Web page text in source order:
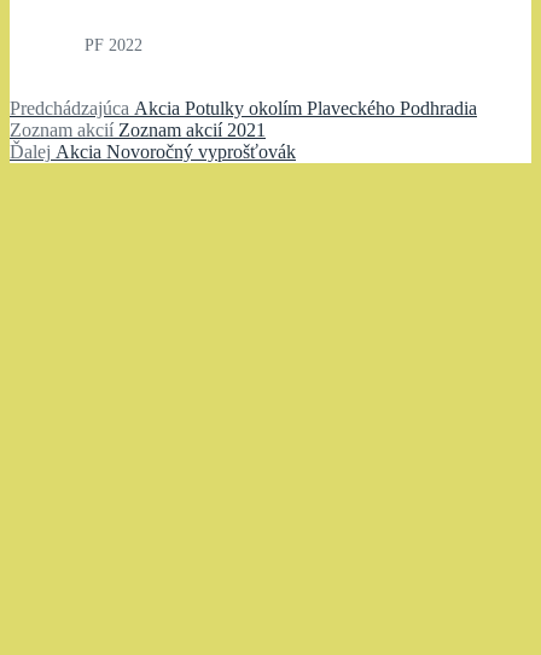
PF 2022
Navigácia
v
Predchádzajúca Predchádzajúci
článok:
Akcia Potulky okolím Plaveckého Podhradia
Zoznam akcií Zoznam
akcií:
Zoznam akcií 2021
Ďalej Ďalší
Akcia Novoročný vyprošťovák